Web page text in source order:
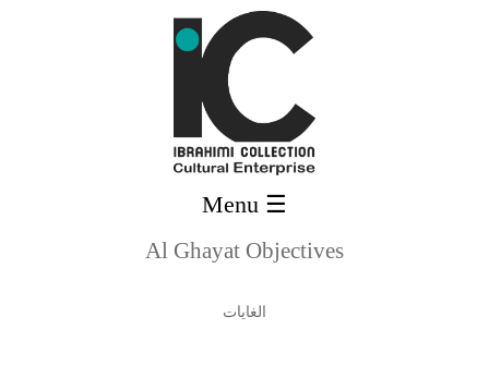
☰ Menu
Al Ghayat Objectives
الغايات